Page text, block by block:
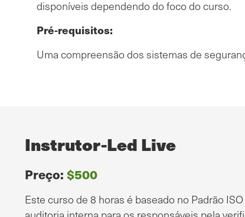
disponíveis dependendo do foco do curso.
Pré-requisitos:
Uma compreensão dos sistemas de
Instrutor-Led Live
Preço: $500
Este curso de 8 horas é baseado no Padrão